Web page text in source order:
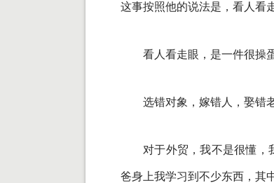
这事按照他的说法是，看人看
看人看走眼，是一件很操
选错对象，嫁错人，娶
对于外贸，我不是很懂，
爸身上我学习到不少东西，其